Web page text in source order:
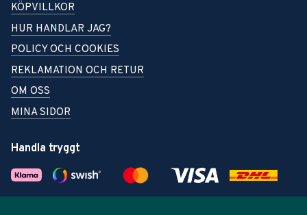
KÖPVILLKOR
HUR HANDLAR JAG?
POLICY OCH COOKIES
REKLAMATION OCH RETUR
OM OSS
MINA SIDOR
Handla tryggt